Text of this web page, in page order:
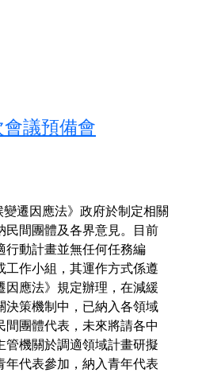
議預備會
遷因應法》政府於制定相關
民間團體及各界意見。目前
行動計畫並無任何任務編
工作小組，其運作方式係遵
因應法》規定辦理，在減緩
決策機制中，已納入各領域
間團體代表，未來將請各中
管機關於調適領域計畫研擬
年代表參加，納入青年代表